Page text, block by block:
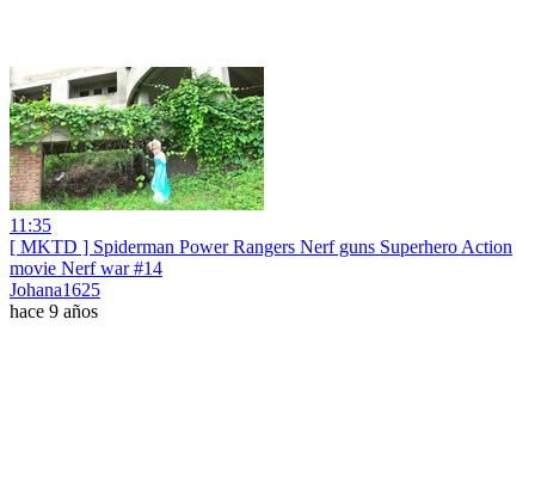
11:35
[ MKTD ] Spiderman Power Rangers Nerf guns Superhero Action
movie Nerf war #14
Johana1625
hace 9 años